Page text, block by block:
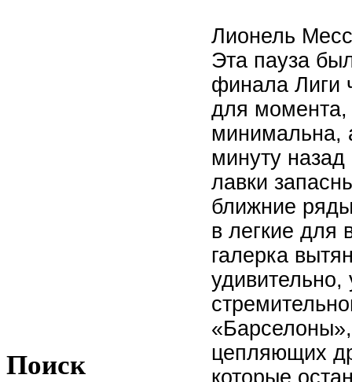
Поиск
Лионель
Эта пауза
финала Лиги
для момента,
минимальна,
минуту
лавки
ближние
в легкие для
галерка
цепляющих
которые